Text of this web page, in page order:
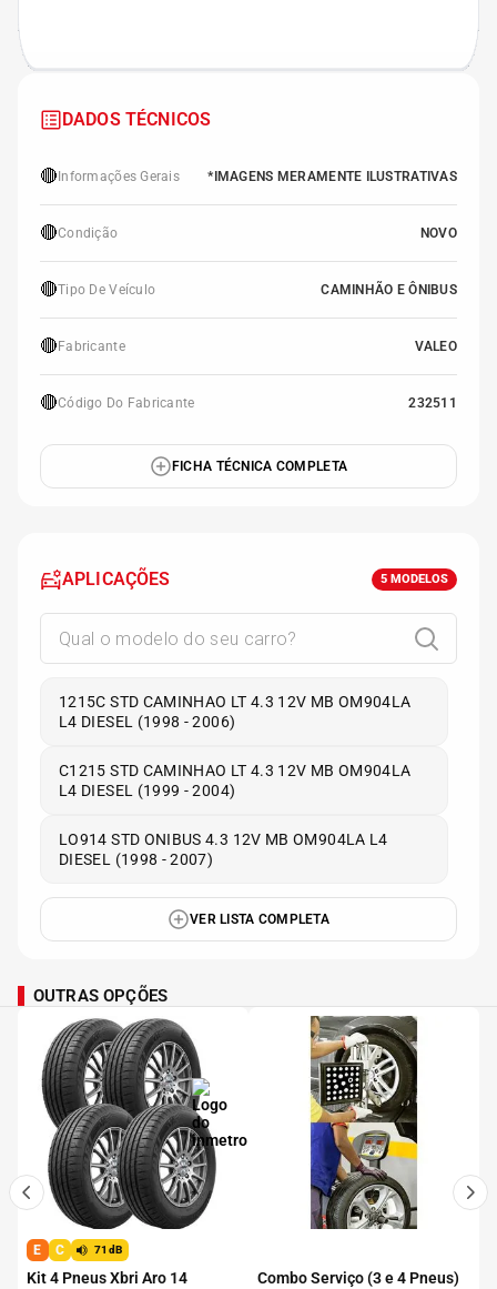
DADOS TÉCNICOS
🔴 Informações Gerais *IMAGENS MERAMENTE ILUSTRATIVAS
🔴Condição NOVO
🔴Tipo De Veículo CAMINHÃO E ÔNIBUS
🔴 Fabricante VALEO
🔴Código Do Fabricante 232511
FICHA TÉCNICA COMPLETA
APLICAÇÕES 5 MODELOS
1215C STD CAMINHAO LT 4.3 12V MB OM904LA
L4 DIESEL (1998 - 2006)
C1215 STD CAMINHAO LT 4.3 12V MB OM904LA
L4 DIESEL (1999 - 2004)
LO914 STD ONIBUS 4.3 12V MB OM904LA L4
DIESEL (1998 - 2007)
VER LISTA COMPLETA
OUTRAS OPÇÕES
E C 71dB
Kit 4 Pneus Xbri Aro 14
Combo Serviço (3 e 4 Pneus)